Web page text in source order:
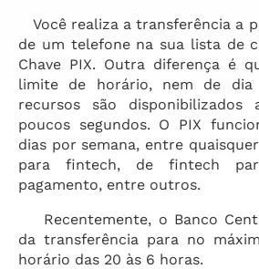
Você realiza a transferência a
de um telefone na sua lista de
Chave PIX. Outra diferença é
limite de horário, nem de
recursos são disponibilizados
poucos segundos. O PIX
dias por semana, entre
para fintech, de fintech
pagamento, entre outros.
Recentemente, o Banco
da transferência para no
horário das 20 às 6 horas.